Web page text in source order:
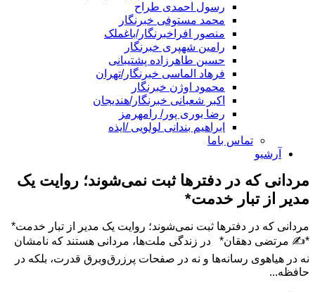
رسول احمدی طراح
محمد مستوفی خبرنگار
منصور افراخبرنگار/باغملک
رامین شهپری خبرنگار
حسین طاهرزاده پشتیبانی
فرهاد الماسی خبرنگار/تهران
محمود اوژن خبرنگار
اکبر شعبانی خبرنگار/هندیجان
رضا بوری پور/ رامهرمز
ابراهیم بندانی لولویی /ایذه
تماس باما
آرشیو
مردانی که در دفترها ثبت نمی‌شوند؛ روایت یک
مدیر از تبار خدمت*
مردانی که در دفترها ثبت نمی‌شوند؛ روایت یک مدیر از تبار خدمت*
*✍️ مرتضی دهقان* در زندگی ملت‌ها، مردانی هستند که نامشان
نه در هیاهوی رسانه‌ها و نه در صفحات پرزرق‌وبرق قدرت، بلکه در
حافظه...